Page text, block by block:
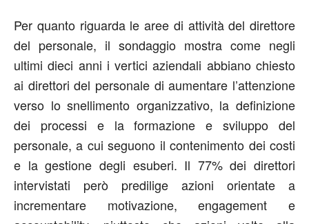
Per quanto riguarda le aree di attività del direttore
del personale, il sondaggio mostra come negli
ultimi dieci anni i vertici aziendali abbiano chiesto
ai direttori del personale di aumentare l’attenzione
verso lo snellimento organizzativo, la definizione
dei processi e la formazione e sviluppo del
personale, a cui seguono il contenimento dei costi
e la gestione degli esuberi. Il 77% dei direttori
intervistati però predilige azioni orientate a
incrementare motivazione, engagement e